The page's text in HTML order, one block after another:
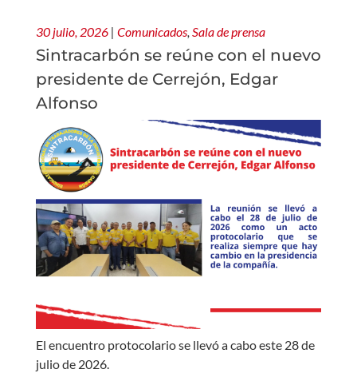
30 julio, 2026 | Comunicados, Sala de prensa
Sintracarbón se reúne con el nuevo
presidente de Cerrejón, Edgar
Alfonso
El encuentro protocolario se llevó a cabo este 28 de
julio de 2026.